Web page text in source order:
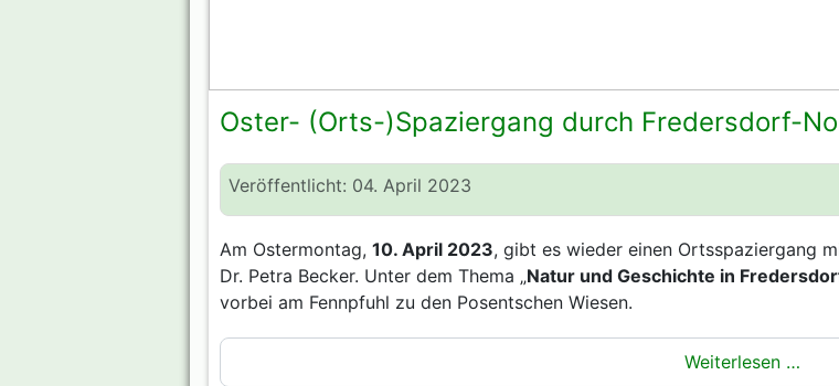
Oster- (Orts-)Spaziergang durch Fredersdorf-
Veröffentlicht: 04. April 2023
Am Ostermontag, 10. April 2023, gibt es wieder einen Ortsspaziergang
Dr. Petra Becker. Unter dem Thema „Natur und Geschichte in
vorbei am Fennpfuhl zu den Posentschen Wiesen.
Weiterlesen …